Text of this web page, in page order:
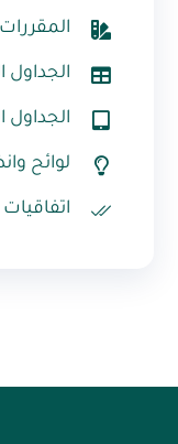
الجداول
الجداول
لوائح